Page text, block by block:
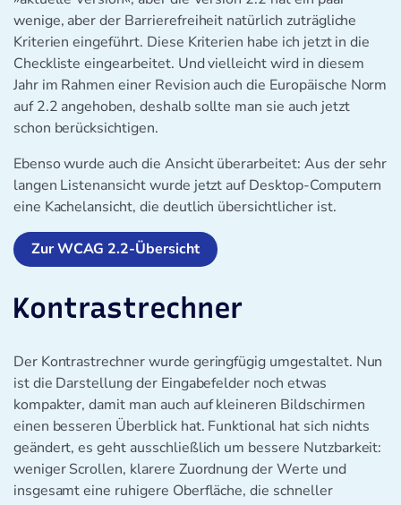
wenige, aber der Barrierefreiheit natürlich zuträgliche
Kriterien eingeführt. Diese Kriterien habe ich jetzt in die
Checkliste eingearbeitet. Und vielleicht wird in diesem
Jahr im Rahmen einer Revision auch die Europäische Norm
auf 2.2 angehoben, deshalb sollte man sie auch jetzt
schon berücksichtigen.
Ebenso wurde auch die Ansicht überarbeitet: Aus der sehr
langen Listenansicht wurde jetzt auf Desktop-Computern
eine Kachelansicht, die deutlich übersichtlicher ist.
Zur WCAG 2.2-Übersicht
Kontrastrechner
Der Kontrastrechner wurde geringfügig umgestaltet. Nun
ist die Darstellung der Eingabefelder noch etwas
kompakter, damit man auch auf kleineren Bildschirmen
einen besseren Überblick hat. Funktional hat sich nichts
geändert, es geht ausschließlich um bessere Nutzbarkeit:
weniger Scrollen, klarere Zuordnung der Werte und
insgesamt eine ruhigere Oberfläche, die schneller